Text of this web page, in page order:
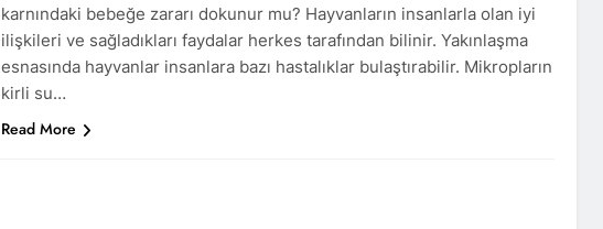
karnındaki bebeğe zararı dokunur mu? Hayvanların insanlarla olan iyi
ilişkileri ve sağladıkları faydalar herkes tarafından bilinir. Yakınlaşma
esnasında hayvanlar insanlara bazı hastalıklar bulaştırabilir. Mikropların
kirli su…
Read More